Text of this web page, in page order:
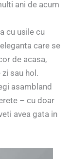
ani de acum
cu usile cu
care se
de acasa,
sau hol.
asambland
– cu doar
avea gata in